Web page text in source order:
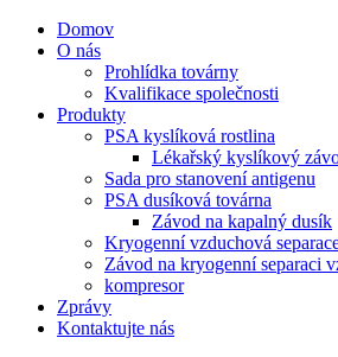
Domov
O nás
Prohlídka továrny
Kvalifikace společnosti
Produkty
PSA kyslíková rostlina
Lékařský kyslíkový
Sada pro stanovení antigenu
PSA dusíková továrna
Závod na kapalný dusík
Kryogenní vzduchová
Závod na kryogenní separaci
kompresor
Zprávy
Kontaktujte nás